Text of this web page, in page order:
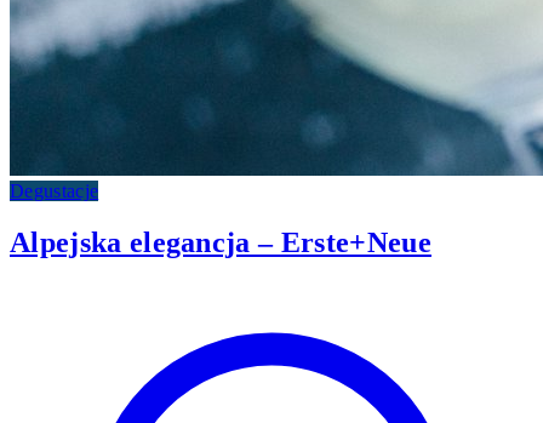
Degustacje
Alpejska elegancja – Erste+Neue